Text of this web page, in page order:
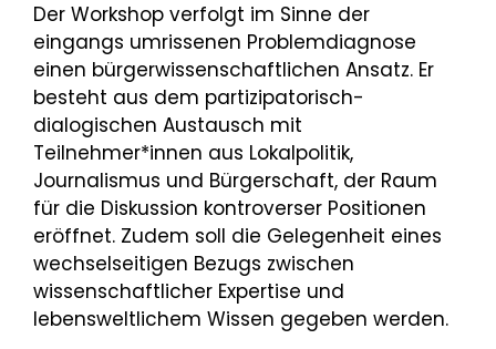
Der Workshop verfolgt im Sinne der
eingangs umrissenen Problemdiagnose
einen bürgerwissenschaftlichen Ansatz. Er
besteht aus dem partizipatorisch-
dialogischen Austausch mit
Teilnehmer*innen aus Lokalpolitik,
Journalismus und Bürgerschaft, der Raum
für die Diskussion kontroverser Positionen
eröffnet. Zudem soll die Gelegenheit eines
wechselseitigen Bezugs zwischen
wissenschaftlicher Expertise und
lebensweltlichem Wissen gegeben werden.